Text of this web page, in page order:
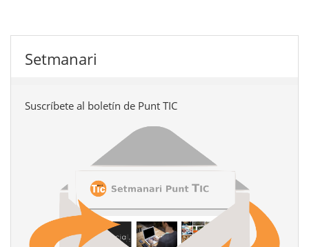
Setmanari
Suscríbete al boletín de Punt TIC